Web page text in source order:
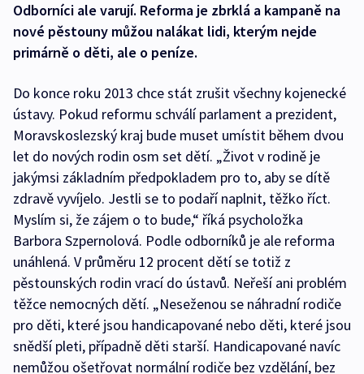
Odborníci ale varují. Reforma je zbrklá a kampaně na
nové pěstouny můžou nalákat lidi, kterým nejde
primárně o děti, ale o peníze.
Do konce roku 2013 chce stát zrušit všechny kojenecké
ústavy. Pokud reformu schválí parlament a prezident,
Moravskoslezský kraj bude muset umístit během dvou
let do nových rodin osm set dětí. „Život v rodině je
jakýmsi základním předpokladem pro to, aby se dítě
zdravě vyvíjelo. Jestli se to podaří naplnit, těžko říct.
Myslím si, že zájem o to bude,“ říká psycholožka
Barbora Szpernolová. Podle odborníků je ale reforma
unáhlená. V průměru 12 procent dětí se totiž z
pěstounských rodin vrací do ústavů. Neřeší ani problém
těžce nemocných dětí. „Neseženou se náhradní rodiče
pro děti, které jsou handicapované nebo děti, které jsou
snědší pleti, případně děti starší. Handicapované navíc
nemůžou ošetřovat normální rodiče bez vzdělání, bez